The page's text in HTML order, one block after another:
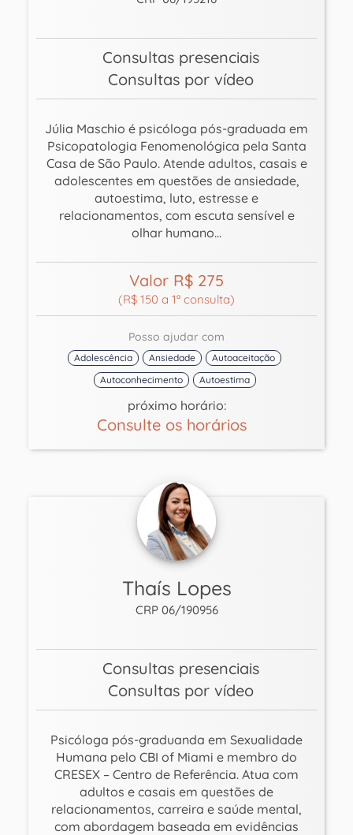
Consultas presenciais
Consultas por vídeo
Júlia Maschio é psicóloga pós-graduada em
Psicopatologia Fenomenológica pela Santa
Casa de São Paulo. Atende adultos, casais e
adolescentes em questões de ansiedade,
autoestima, luto, estresse e
relacionamentos, com escuta sensível e
olhar humano...
Valor R$ 275
(R$ 150 a 1ª consulta)
Posso ajudar com
Adolescência Ansiedade
Autoaceitação
Autoconhecimento
Autoestima
próximo horário:
Consulte os horários
Thaís Lopes
CRP 06/190956
Consultas presenciais
Consultas por vídeo
Psicóloga pós-graduanda em Sexualidade
Humana pelo CBI of Miami e membro do
CRESEX – Centro de Referência. Atua com
adultos e casais em questões de
relacionamentos, carreira e saúde mental,
com abordagem baseada em evidências